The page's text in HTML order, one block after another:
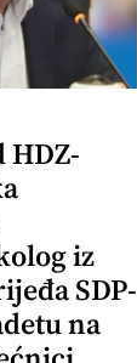
HDZ-
iz
SDP-
na